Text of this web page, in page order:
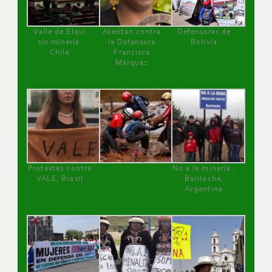
Valle de Elqui
sin minería.
Chile
Atentan contra
la Defensora
Francisca
Márquez
Defensoras de
Bolivia
Protestas contra
VALE, Brasil
No a la minería ,
Bariloche,
Argentina